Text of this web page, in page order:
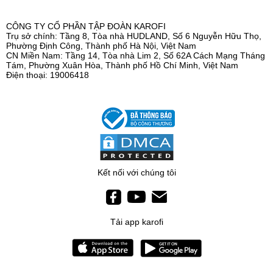
diện chất lượng nước sau lọc, cảnh báo thay lõi, kích hoạt
bảo hành... dù ở bất cứ nơi đâu.
CƯỜNG HYDROGEN VÀ KHOÁNG CHẤT
KAE-S16 sở hữu hệ lõi chức năng HP 6.2 ION với các lõi
Corosex, ORP Alkaline, Hydrogen Plus, Tourmaline, T33,
Nano Silver Plus có tác dụng tăng cường vi khoáng,
Hydrogen trong nước. Đặc biệt, lõi HP 6.2 thiết kế đúc
BẢO HÀNH 5 SAO - DỊCH VỤ HOÀN HẢO
CÔNG TY CỔ PHẦN TẬP ĐOÀN KAROFI
Trụ sở chính: Tầng 8, Tòa nhà HUDLAND, Số 6 Nguyễn Hữu Thọ,
Phường Định Công, Thành phố Hà Nội, Việt Nam
CN Miền Nam: Tầng 14, Tòa nhà Lim 2, Số 62A Cách Mạng Tháng
Tám, Phường Xuân Hòa, Thành phố Hồ Chí Minh, Việt Nam
Điện thoại: 19006418
Kết nối với chúng tôi
Tải app karofi